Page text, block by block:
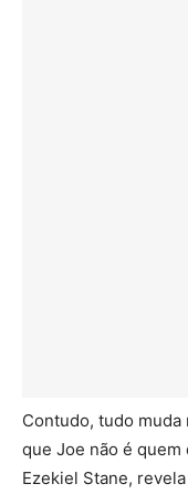
Contudo, tudo
que Joe não é
Ezekiel Stane,